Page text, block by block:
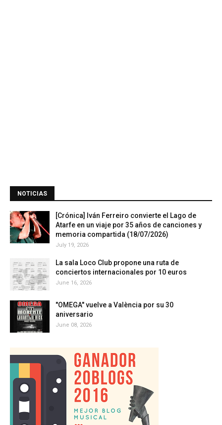
NOTICIAS
[Crónica] Iván Ferreiro convierte el Lago de
Atarfe en un viaje por 35 años de canciones y
memoria compartida (18/07/2026)
July 19, 2026
La sala Loco Club propone una ruta de
conciertos internacionales por 10 euros
June 16, 2026
"OMEGA" vuelve a València por su 30
aniversario
June 08, 2026